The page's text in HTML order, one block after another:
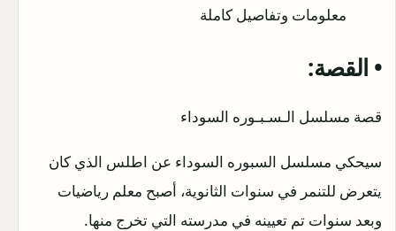
• القصة:
قصة مسلسل الـسـبـوره السوداء
سيحكي مسلسل السبوره السوداء عن اطلس الذي كان
يتعرض للتنمر في سنوات الثانوية، أصبح معلم رياضيات
وبعد سنوات تم تعيينه في مدرسته التي تخرج منها.